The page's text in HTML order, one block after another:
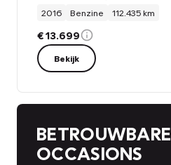
2016
Benzine 112.435 km
€ 13.699
Bekijk
BETROUWBARE
OCCASIONS